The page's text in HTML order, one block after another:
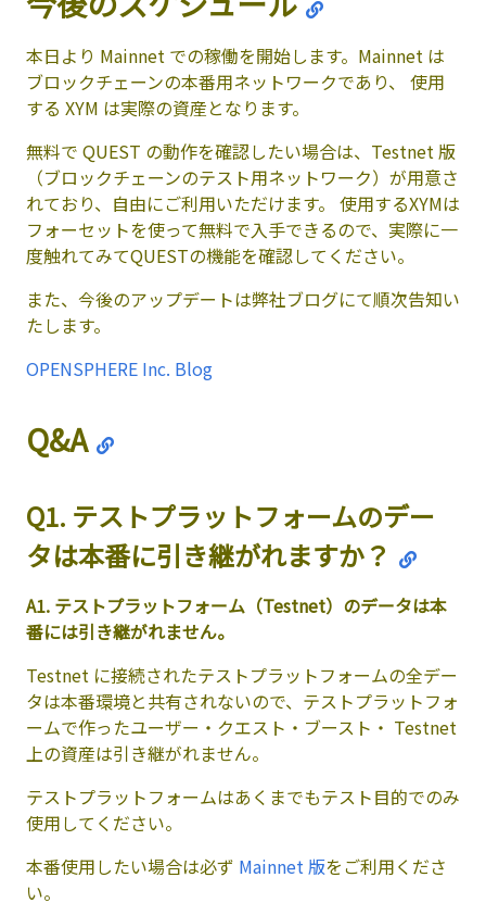
本日より Mainnet での稼働を開始します。Mainnet は
ブロックチェーンの本番用ネットワークであり、 使用
する XYM は実際の資産となります。
無料で QUEST の動作を確認したい場合は、Testnet 版
（ブロックチェーンのテスト用ネットワーク）が用意さ
れており、自由にご利用いただけます。 使用するXYMは
フォーセットを使って無料で入手できるので、実際に一
度触れてみてQUESTの機能を確認してください。
また、今後のアップデートは弊社ブログにて順次告知い
たします。
OPENSPHERE Inc. Blog
Q&A
Q1. テストプラットフォームのデー
タは本番に引き継がれますか？
A1. テストプラットフォーム（Testnet）のデータは本
番には引き継がれません。
Testnet に接続されたテストプラットフォームの全デー
タは本番環境と共有されないので、テストプラットフォ
ームで作ったユーザー・クエスト・ブースト・ Testnet
上の資産は引き継がれません。
テストプラットフォームはあくまでもテスト目的でのみ
使用してください。
本番使用したい場合は必ず Mainnet 版をご利用くださ
い。